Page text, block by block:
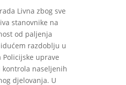
Livna zbog sve
stanovnike na
od paljenja
razdoblju u
uprave
naseljenih
djelovanja. U